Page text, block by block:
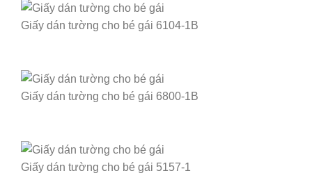
Giấy dán tường cho bé gái 6104-1B
Giấy dán tường cho bé gái 6800-1B
Giấy dán tường cho bé gái 5157-1